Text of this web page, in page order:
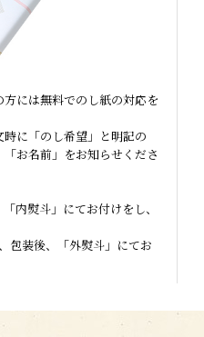
には無料でのし紙の対応を
に「のし希望」と明記の
お名前」をお知らせくださ
内熨斗」にてお付けをし、
包装後、「外熨斗」にてお